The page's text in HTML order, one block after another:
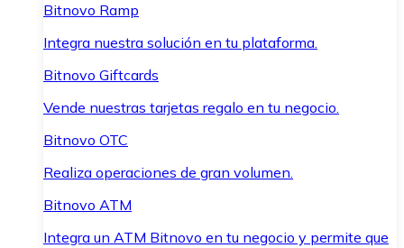
Bitnovo Ramp
Integra nuestra solución en tu plataforma.
Bitnovo Giftcards
Vende nuestras tarjetas regalo en tu negocio.
Bitnovo OTC
Realiza operaciones de gran volumen.
Bitnovo ATM
Integra un ATM Bitnovo en tu negocio y permite que